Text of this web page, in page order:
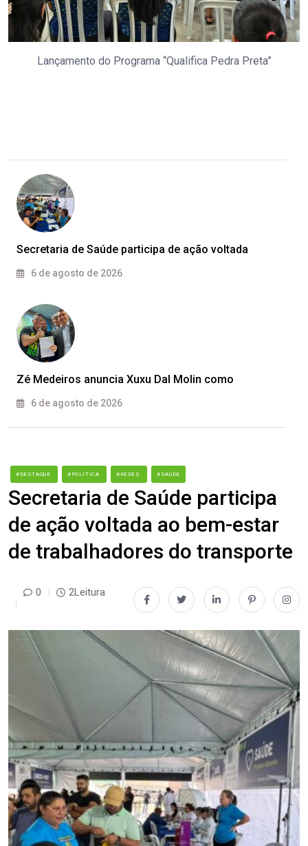
Lançamento do Programa “Qualifica Pedra Preta”
Secretaria de Saúde participa de ação voltada
6 de agosto de 2026
Zé Medeiros anuncia Xuxu Dal Molin como
6 de agosto de 2026
#DESTAQUE #POLÍTICA #REDES #SAÚDE
Secretaria de Saúde participa
de ação voltada ao bem-estar
de trabalhadores do transporte
0 2Leitura